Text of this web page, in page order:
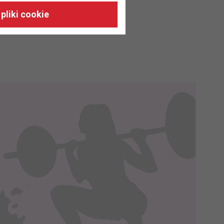
odpowiadać Twoim
je na nasze zlecenie,
oparciu o stosowną podstawę
zbierane są przez naszych
cookie